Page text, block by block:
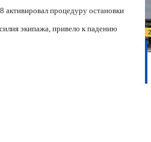
8 активировал процедуру остановки
экипажа, привело к падению